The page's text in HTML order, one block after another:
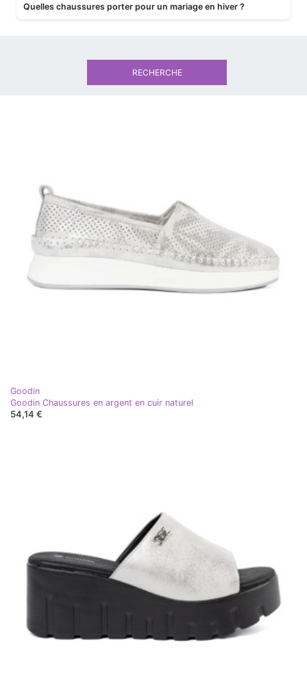
Quelles chaussures porter pour un mariage en hiver ?
Goodin
Goodin Chaussures en argent en cuir naturel
54,14 €
RECHERCHE